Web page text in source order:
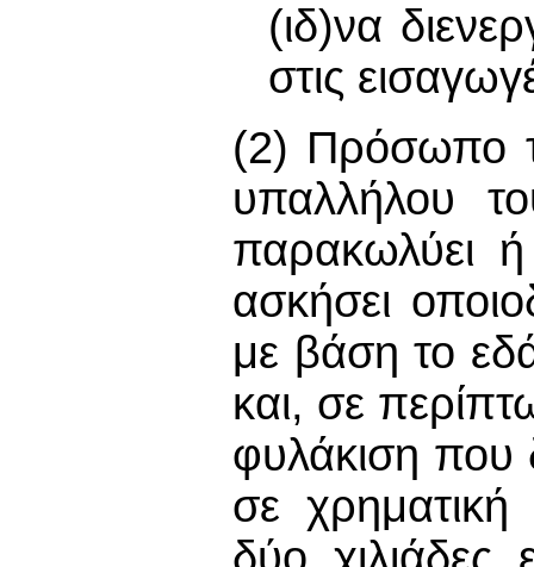
(ιδ)να
στις
(2) Πρόσωπο
υπαλλήλου
παρακωλύει
ασκήσει
με βάση το
και, σε
φυλάκιση που
σε
δύο